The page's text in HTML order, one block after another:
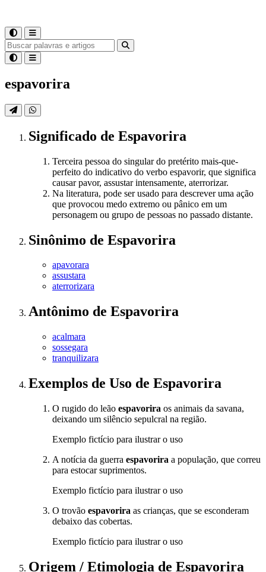
espavorira
Significado de Espavorira
Terceira pessoa do singular do pretérito mais-que-
perfeito do indicativo do verbo espavorir, que significa
causar pavor, assustar intensamente, aterrorizar.
Na literatura, pode ser usado para descrever uma ação
que provocou medo extremo ou pânico em um
personagem ou grupo de pessoas no passado distante.
Sinônimo de Espavorira
apavorara
assustara
aterrorizara
Antônimo de Espavorira
acalmara
sossegara
tranquilizara
Exemplos de Uso de Espavorira
O rugido do leão espavorira os animais da savana,
deixando um silêncio sepulcral na região.
Exemplo fictício para ilustrar o uso
A notícia da guerra espavorira a população, que correu
para estocar suprimentos.
Exemplo fictício para ilustrar o uso
O trovão espavorira as crianças, que se esconderam
debaixo das cobertas.
Exemplo fictício para ilustrar o uso
Origem / Etimologia de Espavorira